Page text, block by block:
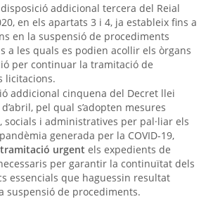
addicional tercera del Reial
en els apartats 3 i 4, ja estableix fins a
en la suspensió de procediments
a les quals es podien acollir els òrgans
per continuar la tramitació de
licitacions.
addicional cinquena del Decret llei
pel qual s’adopten mesures
socials i administratives per pal·liar els
generada per la COVID-19,
tramitació urgent els expedients de
per garantir la continuïtat dels
essencials que haguessin resultat
suspensió de procediments.